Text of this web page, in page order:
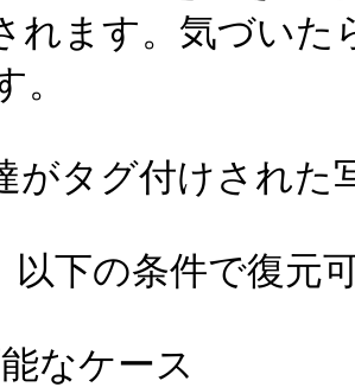
れます。気づい
。
下の条件で復元
なケース